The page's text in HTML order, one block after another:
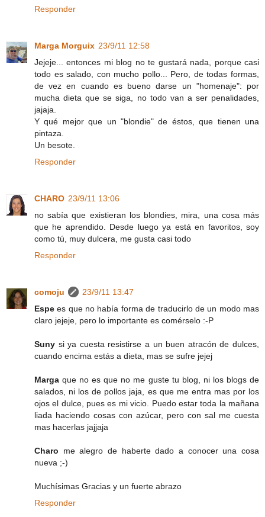
Responder
Marga Morguix 23/9/11 12:58
Jejeje... entonces mi blog no te gustará nada, porque casi
todo es salado, con mucho pollo... Pero, de todas formas,
de vez en cuando es bueno darse un "homenaje": por
mucha dieta que se siga, no todo van a ser penalidades,
jajaja.
Y qué mejor que un "blondie" de éstos, que tienen una
pintaza.
Un besote.
Responder
CHARO 23/9/11 13:06
no sabía que existieran los blondies, mira, una cosa más
que he aprendido. Desde luego ya está en favoritos, soy
como tú, muy dulcera, me gusta casi todo
Responder
comoju
23/9/11 13:47
Espees que no había forma de traducirlo de un modo mas
claro jejeje, pero lo importante es comérselo :-P
Suny si ya cuesta resistirse a un buen atracón de dulces,
cuando encima estás a dieta, mas se sufre jejej
Margaque no es que no me guste tu blog, ni los blogs de
salados, ni los de pollos jaja, es que me entra mas por los
ojos el dulce, pues es mi vicio. Puedo estar toda la mañana
liada haciendo cosas con azúcar, pero con sal me cuesta
mas hacerlas jajjaja
Charo me alegro de haberte dado a conocer una cosa
nueva ;-)
Muchísimas Gracias y un fuerte abrazo
Responder